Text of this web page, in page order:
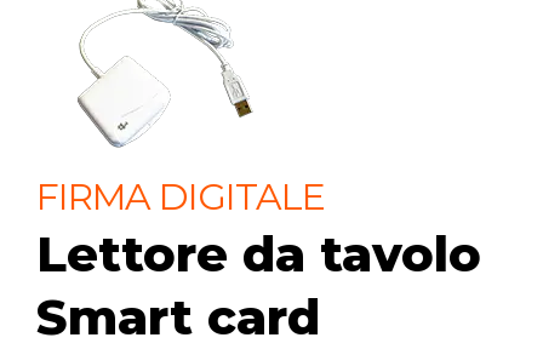
FIRMA DIGITALE
Lettore da tavolo
Smart card